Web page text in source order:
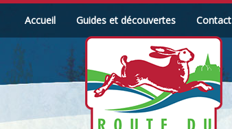
Accueil Guides et découvertes Contact